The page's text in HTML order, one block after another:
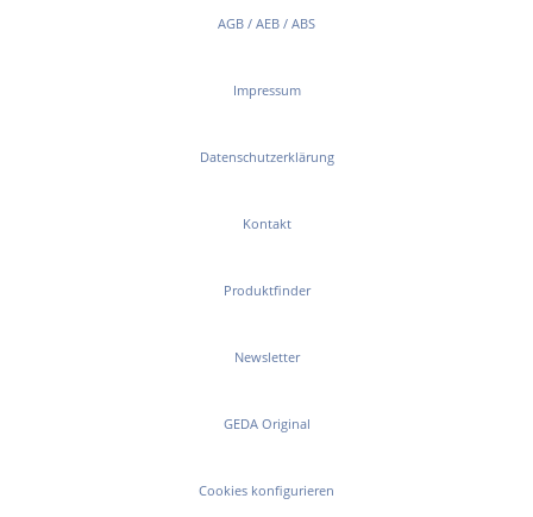
AGB / AEB / ABS
Impressum
Datenschutzerklärung
Kontakt
Produktfinder
Newsletter
GEDA Original
Cookies konfigurieren